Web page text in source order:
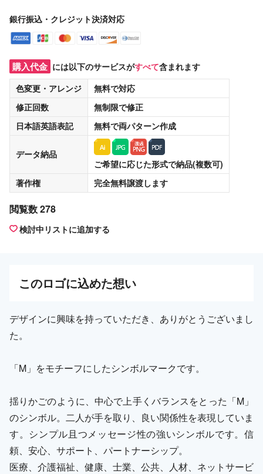
銀行振込・クレジット決済対応
購入代金 には以下のサービスがすべて含まれます
色変更・アレンジ
無料で対応
修正回数
無制限で修正
日本語英語表記
無料で両パターン作成
データ納品
ご希望に応じた形式で納品(複数可)
著作権
完全無料譲渡します
閲覧数 278
検討中リストに追加する
このロゴに込めた想い
デザインに興味を持っていただき、ありがとうございまし
た。
「M」をモチーフにしたシンボルマークです。
揺りかごのように、中心で上手くバランスをとった「M」
のシンボル。二人が手を取り、良い関係性を表現していま
す。シンプル且つメッセージ性の強いシンボルです。信
頼、安心、サポート、パートナーシップ。
医療、介護福祉、健康、士業、公共、人材、ネットサービ